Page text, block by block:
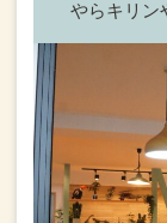
やらキリン